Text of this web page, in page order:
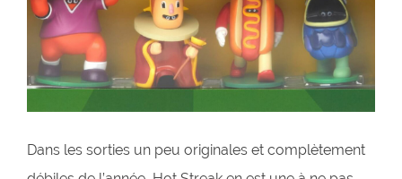
Dans les sorties un peu originales et complètement